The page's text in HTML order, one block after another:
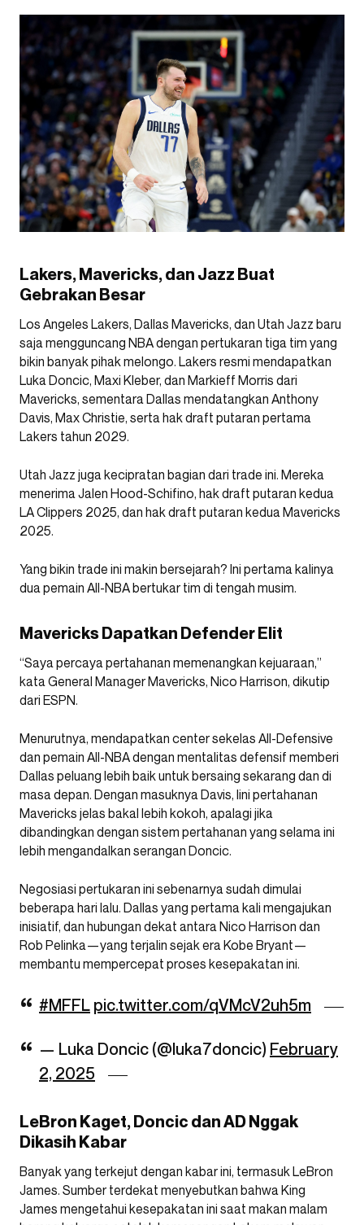
Lakers, Mavericks, dan Jazz Buat
Gebrakan Besar
Los Angeles Lakers, Dallas Mavericks, dan Utah Jazz baru
saja mengguncang NBA dengan pertukaran tiga tim yang
bikin banyak pihak melongo. Lakers resmi mendapatkan
Luka Doncic, Maxi Kleber, dan Markieff Morris dari
Mavericks, sementara Dallas mendatangkan Anthony
Davis, Max Christie, serta hak draft putaran pertama
Lakers tahun 2029.
Utah Jazz juga kecipratan bagian dari trade ini. Mereka
menerima Jalen Hood-Schifino, hak draft putaran kedua
LA Clippers 2025, dan hak draft putaran kedua Mavericks
2025.
Yang bikin trade ini makin bersejarah? Ini pertama kalinya
dua pemain All-NBA bertukar tim di tengah musim.
Mavericks Dapatkan Defender Elit
“Saya percaya pertahanan memenangkan kejuaraan,”
kata General Manager Mavericks, Nico Harrison, dikutip
dari ESPN.
Menurutnya, mendapatkan center sekelas All-Defensive
dan pemain All-NBA dengan mentalitas defensif memberi
Dallas peluang lebih baik untuk bersaing sekarang dan di
masa depan. Dengan masuknya Davis, lini pertahanan
Mavericks jelas bakal lebih kokoh, apalagi jika
dibandingkan dengan sistem pertahanan yang selama ini
lebih mengandalkan serangan Doncic.
Negosiasi pertukaran ini sebenarnya sudah dimulai
beberapa hari lalu. Dallas yang pertama kali mengajukan
inisiatif, dan hubungan dekat antara Nico Harrison dan
Rob Pelinka—yang terjalin sejak era Kobe Bryant—
membantu mempercepat proses kesepakatan ini.
#MFFL pic.twitter.com/qVMcV2uh5m
— Luka Doncic (@luka7doncic) February
2, 2025
LeBron Kaget, Doncic dan AD Nggak
Dikasih Kabar
Banyak yang terkejut dengan kabar ini, termasuk LeBron
James. Sumber terdekat menyebutkan bahwa King
James mengetahui kesepakatan ini saat makan malam